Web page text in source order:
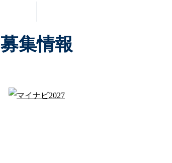
募集情報